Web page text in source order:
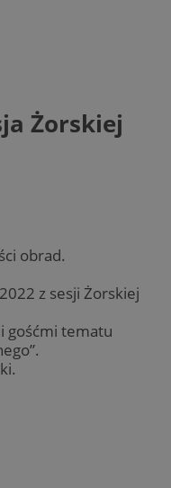
Żorskiej
obrad.
z sesji Żorskiej
gośćmi tematu